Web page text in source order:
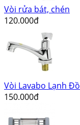
Vòi rửa bát, chén
120.000đ
Vòi Lavabo Lạnh
150.000đ